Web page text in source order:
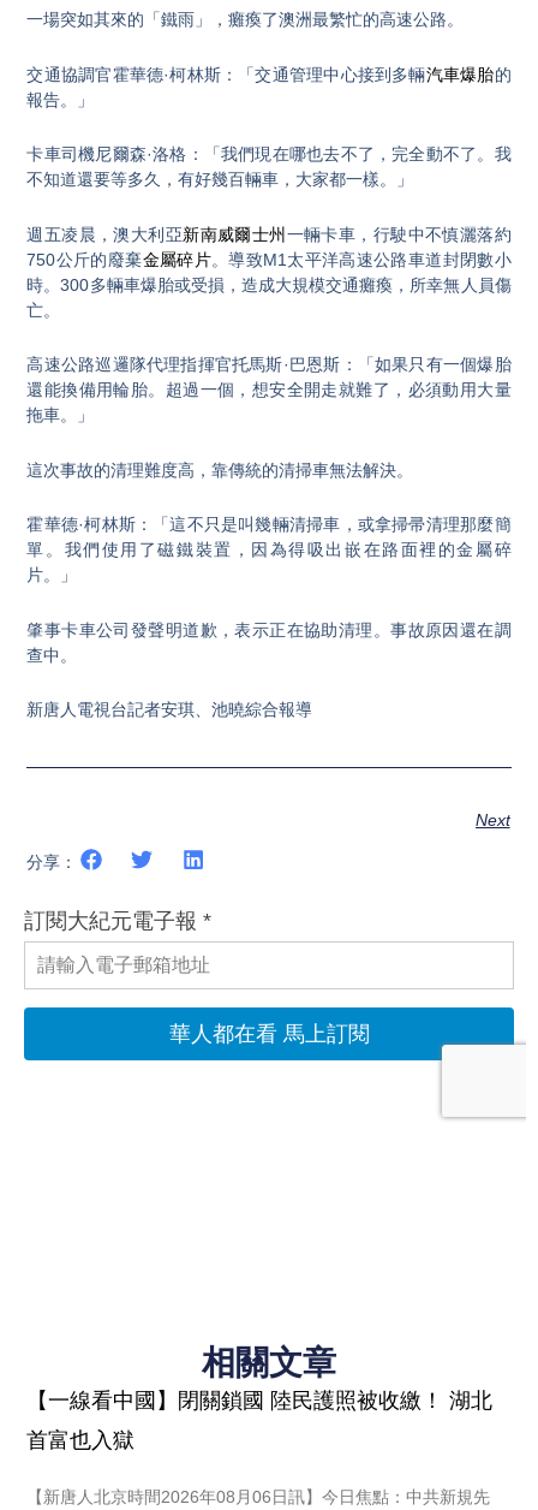
一場突如其來的「鐵雨」，癱瘓了澳洲最繁忙的高速公路。
交通協調官霍華德·柯林斯：「交通管理中心接到多輛汽車爆胎的
報告。」
卡車司機尼爾森·洛格：「我們現在哪也去不了，完全動不了。我
不知道還要等多久，有好幾百輛車，大家都一樣。」
週五凌晨，澳大利亞新南威爾士州 一輛卡車，行駛中不慎灑落約
750公斤的廢棄金屬碎片。導致M1太平洋高速公路車道封閉數小
時。300多輛車爆胎或受損，造成大規模交通癱瘓，所幸無人員傷
亡。
高速公路巡邏隊代理指揮官托馬斯·巴恩斯：「如果只有一個爆胎
還能換備用輪胎。超過一個，想安全開走就難了，必須動用大量
拖車。」
這次事故的清理難度高，靠傳統的清掃車無法解決。
霍華德·柯林斯：「這不只是叫幾輛清掃車，或拿掃帚清理那麼簡
單。我們使用了磁鐵裝置，因為得吸出嵌在路面裡的金屬碎
片。」
肇事卡車公司發聲明道歉，表示正在協助清理。事故原因還在調
查中。
新唐人電視台記者安琪、池曉綜合報導
Next
分享：
相關文章
【一線看中國】閉關鎖國 陸民護照被收繳！ 湖北
首富也入獄
【新唐人北京時間2026年08月06日訊】今日焦點：中共新規先